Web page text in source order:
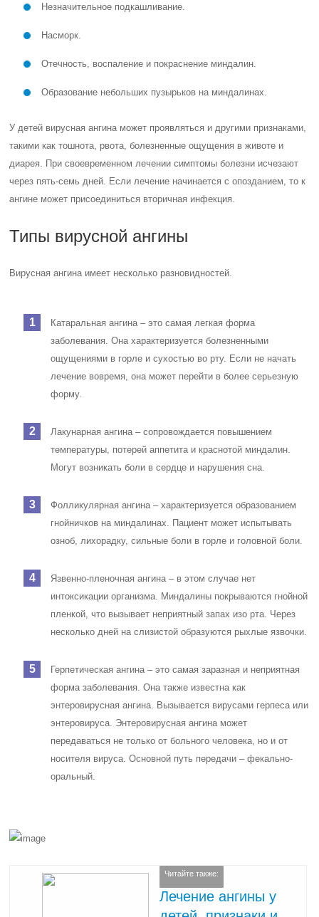
Незначительное подкашливание.
Насморк.
Отечность, воспаление и покраснение миндалин.
Образование небольших пузырьков на миндалинах.
У детей вирусная ангина может проявляться и другими признаками,
такими как тошнота, рвота, болезненные ощущения в животе и
диарея. При своевременном лечении симптомы болезни исчезают
через пять-семь дней. Если лечение начинается с опозданием, то к
ангине может присоединиться вторичная инфекция.
Типы вирусной ангины
Вирусная ангина имеет несколько разновидностей.
Катаральная ангина – это самая легкая форма
заболевания. Она характеризуется болезненными
ощущениями в горле и сухостью во рту. Если не начать
лечение вовремя, она может перейти в более серьезную
форму.
Лакунарная ангина – сопровождается повышением
температуры, потерей аппетита и краснотой миндалин.
Могут возникать боли в сердце и нарушения сна.
Фолликулярная ангина – характеризуется образованием
гнойничков на миндалинах. Пациент может испытывать
озноб, лихорадку, сильные боли в горле и головной боли.
Язвенно-пленочная ангина – в этом случае нет
интоксикации организма. Миндалины покрываются гнойной
пленкой, что вызывает неприятный запах изо рта. Через
несколько дней на слизистой образуются рыхлые язвочки.
Герпетическая ангина – это самая заразная и неприятная
форма заболевания. Она также известна как
энтеровирусная ангина. Вызывается вирусами герпеса или
энтеровируса. Энтеровирусная ангина может
передаваться не только от больного человека, но и от
носителя вируса. Основной путь передачи – фекально-
оральный.
Читайте также:
Лечение ангины у